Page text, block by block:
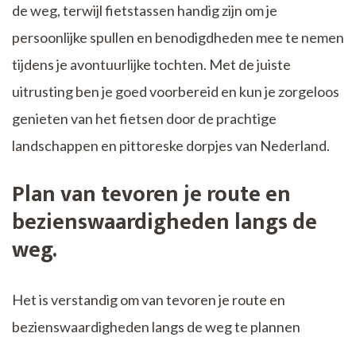
de weg, terwijl fietstassen handig zijn om je
persoonlijke spullen en benodigdheden mee te nemen
tijdens je avontuurlijke tochten. Met de juiste
uitrusting ben je goed voorbereid en kun je zorgeloos
genieten van het fietsen door de prachtige
landschappen en pittoreske dorpjes van Nederland.
Plan van tevoren je route en
bezienswaardigheden langs de
weg.
Het is verstandig om van tevoren je route en
bezienswaardigheden langs de weg te plannen